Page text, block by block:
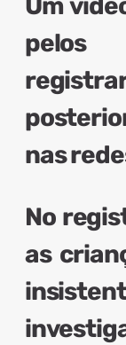
pelos
nas
No
as